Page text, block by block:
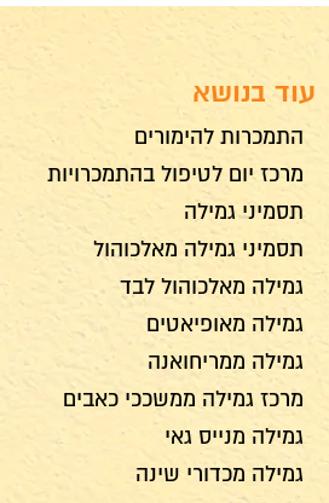
עוד בנושא
התמכרות להימורים
מרכז יום לטיפול בהתמכרויות
תסמיני גמילה
תסמיני גמילה מאלכוהול
גמילה מאלכוהול לבד
גמילה מאופיאטים
גמילה ממריחואנה
מרכז גמילה ממשככי כאבים
גמילה מנייס גאי
גמילה מכדורי שינה